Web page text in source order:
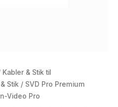
Kabler & Stik til
Stik / SVD Pro Premium
Video Pro